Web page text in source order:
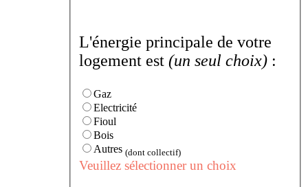
L'énergie principale de votre
logement est(un seul choix) :
Gaz
Electricité
Fioul
Bois
Autres(dont collectif)
Veuillez sélectionner un choix